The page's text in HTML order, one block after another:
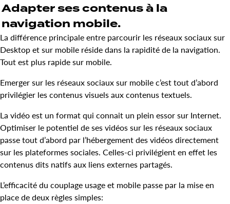
Adapter ses contenus à la
navigation mobile.
La différence principale entre parcourir les réseaux sociaux sur
Desktop et sur mobile réside dans la rapidité de la navigation.
Tout est plus rapide sur mobile.
Emerger sur les réseaux sociaux sur mobile c’est tout d’abord
privilégier les contenus visuels aux contenus textuels.
La vidéo est un format qui connait un plein essor sur Internet.
Optimiser le potentiel de ses vidéos sur les réseaux sociaux
passe tout d’abord par l’hébergement des vidéos directement
sur les plateformes sociales. Celles-ci privilégient en effet les
contenus dits natifs aux liens externes partagés.
L’efficacité du couplage usage et mobile passe par la mise en
place de deux règles simples: